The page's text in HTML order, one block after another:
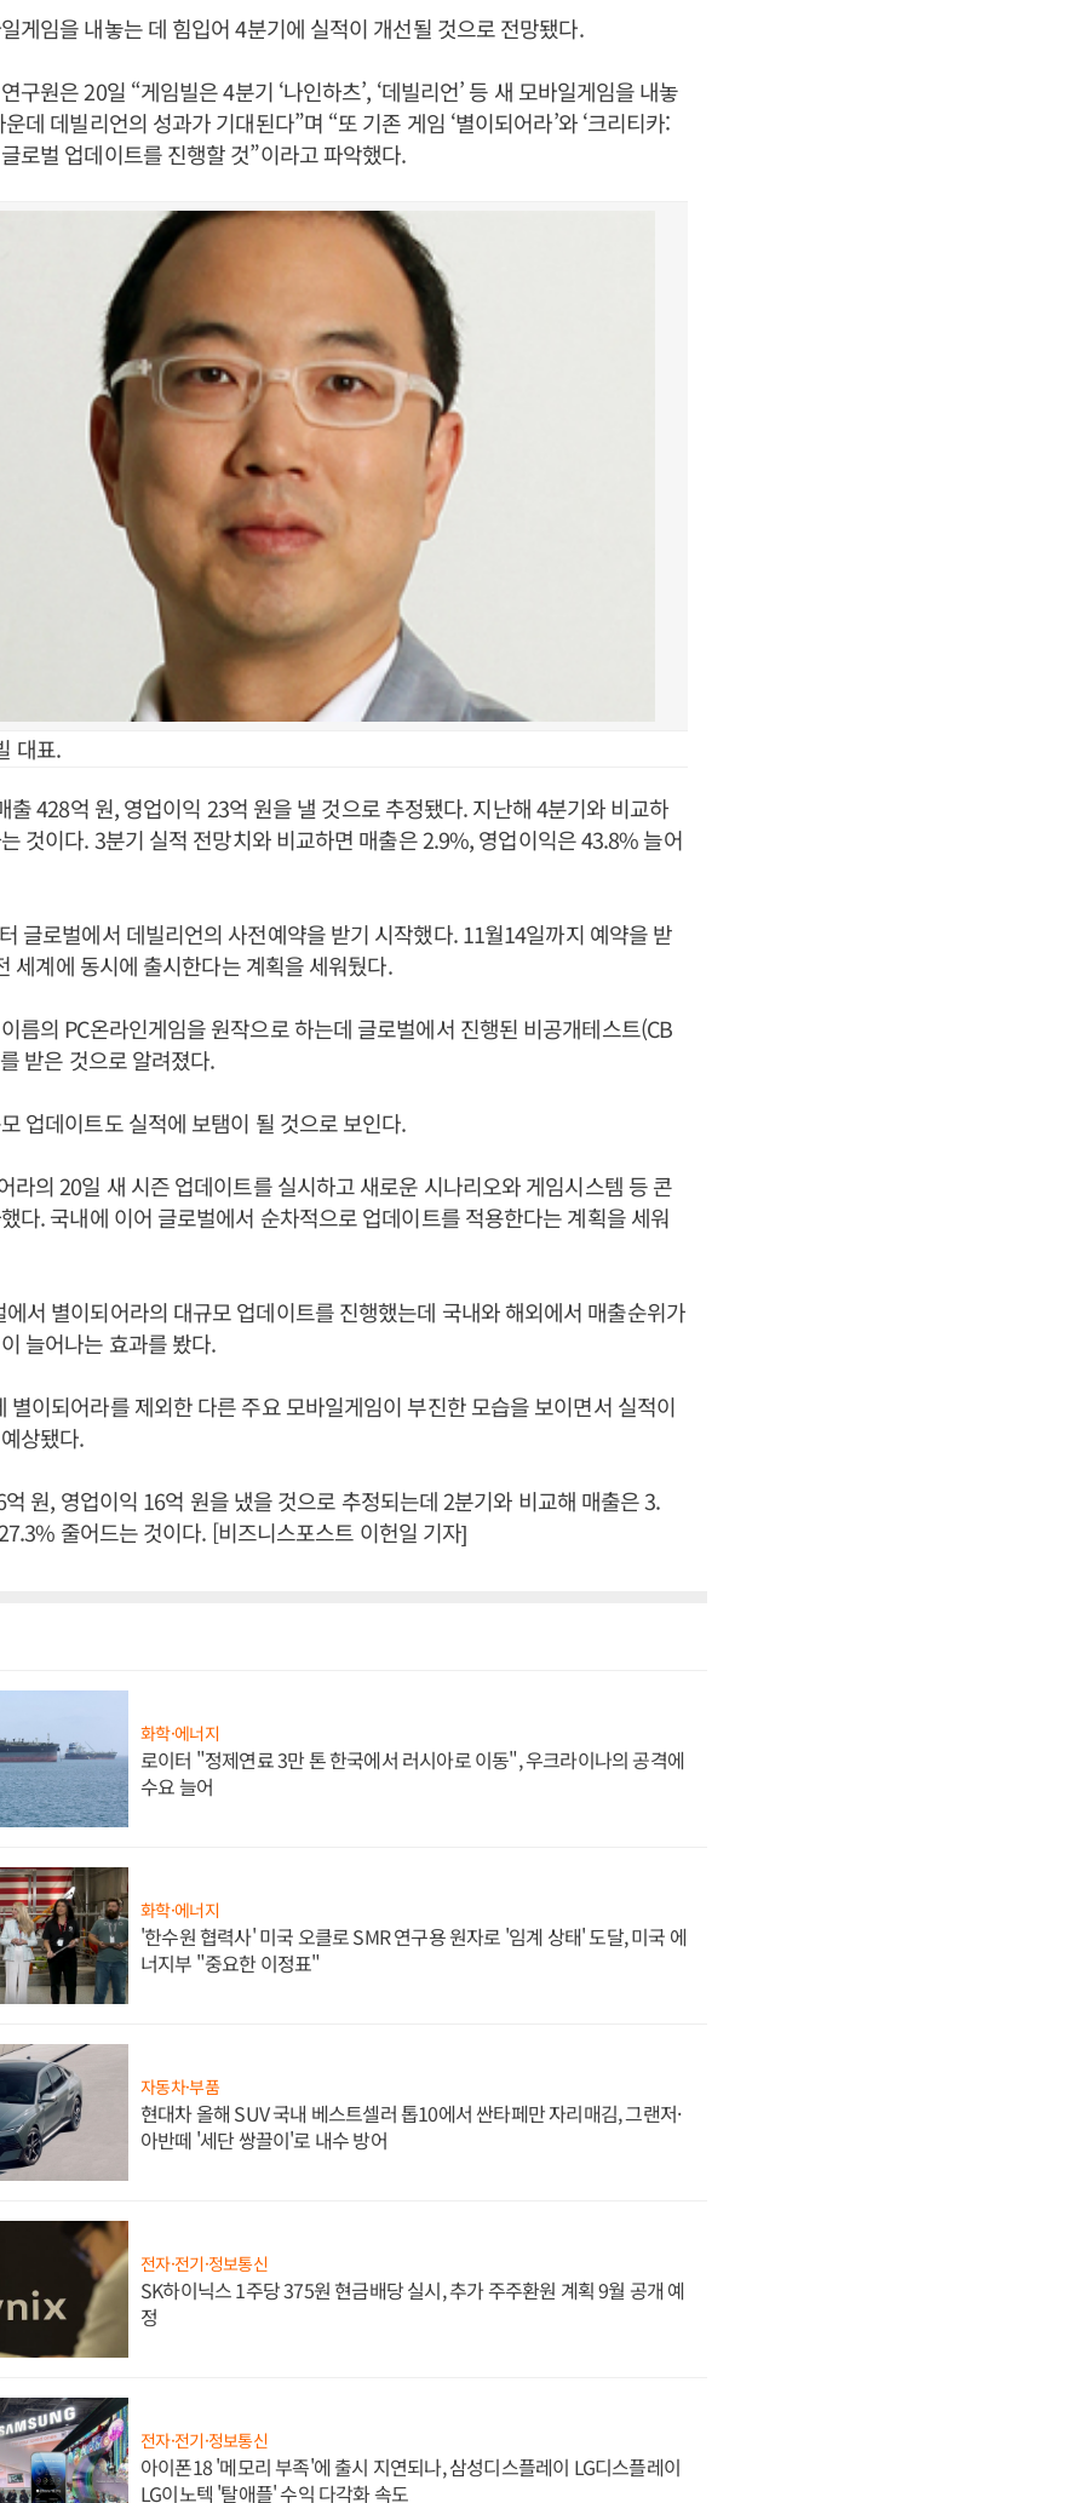
게임을 내놓는 데 힘입어 4분기에 실적이 개선될 것으로 전망됐다.
구원은 20일 “게임빌은 4분기 ‘나인하츠’, ‘데빌리언’ 등 새 모바일게임을 내놓
데 데빌리언의 성과가 기대된다”며 “또 기존 게임 ‘별이되어라’와 ‘크리티카:
로벌 업데이트를 진행할 것”이라고 파악했다.
대표.
출 428억 원, 영업이익 23억 원을 낼 것으로 추정됐다. 지난해 4분기와 비교하
것이다. 3분기 실적 전망치와 비교하면 매출은 2.9%, 영업이익은 43.8% 늘어
글로벌에서 데빌리언의 사전예약을 받기 시작했다. 11월14일까지 예약을 받
세계에 동시에 출시한다는 계획을 세워뒀다.
름의 PC온라인게임을 원작으로 하는데 글로벌에서 진행된 비공개테스트(CB
받은 것으로 알려졌다.
업데이트도 실적에 보탬이 될 것으로 보인다.
라의 20일 새 시즌 업데이트를 실시하고 새로운 시나리오와 게임시스템 등 콘
다. 국내에 이어 글로벌에서 순차적으로 업데이트를 적용한다는 계획을 세워
서 별이되어라의 대규모 업데이트를 진행했는데 국내와 해외에서 매출순위가
늘어나는 효과를 봤다.
별이되어라를 제외한 다른 주요 모바일게임이 부진한 모습을 보이면서 실적이
상됐다.
원, 영업이익 16억 원을 냈을 것으로 추정되는데 2분기와 비교해 매출은 3.
줄어드는 것이다. [비즈니스포스트 이헌일 기자]
화학·에너지
로이터 "정제연료 3만 톤 한국에서 러시아로 이동", 우크라이나의 공격에
수요 늘어
화학·에너지
'한수원 협력사' 미국 오클로 SMR 연구용 원자로 '임계 상태' 도달, 미국 에
너지부 "중요한 이정표"
자동차·부품
현대차 올해 SUV 국내 베스트셀러 톱10에서 싼타페만 자리매김, 그랜저·
아반떼 '세단 쌍끌이'로 내수 방어
전자·전기·정보통신
SK하이닉스 1주당 375원 현금배당 실시, 추가 주주환원 계획 9월 공개 예
정
전자·전기·정보통신
아이폰18 '메모리 부족'에 출시 지연되나, 삼성디스플레이 LG디스플레이
LG이노텍 '탈애플' 수익 다각화 속도